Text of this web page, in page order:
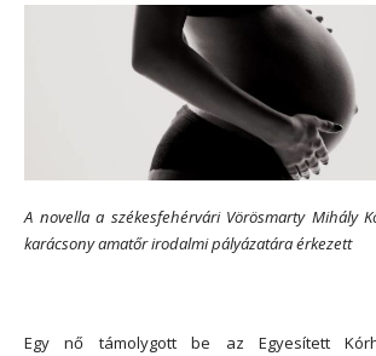
A novella a székesfehérvári Vörösmarty Mihály
karácsony amatőr irodalmi pályázatára érkezett
Egy nő támolygott be az Egyesített